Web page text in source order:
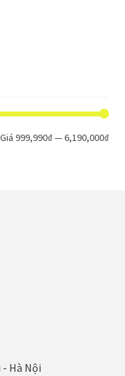
Giá
Giá
Giá999,990₫—6,190,000₫
Hà Nội